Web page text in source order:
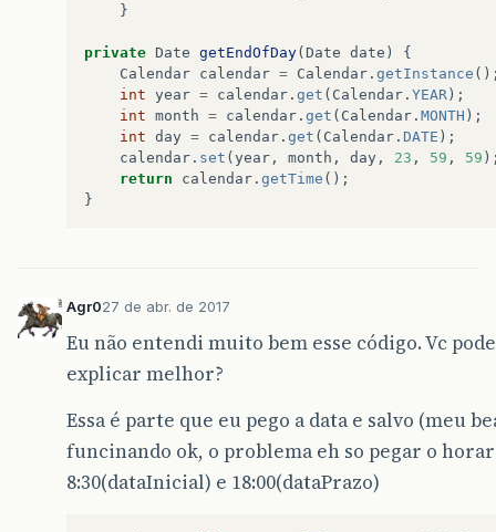
}
private Date getEndOfDay( Date date )
{
Calendar calendar = Calendar . getInstance
int year = calendar . get ( Calendar . YEAR );
int month = calendar . get ( Calendar . MONTH );
int day = calendar . get ( Calendar . DATE );
calendar . set ( year , month , day , 23 , 59 , 59
return
calendar . getTime ();
}
Agr027 de abr. de 2017
Eu não entendi muito bem esse código. Vc
explicar melhor?
Essa é parte que eu pego a data e salvo (meu
funcinando ok, o problema eh so pegar o
8:30(dataInicial) e 18:00(dataPrazo)